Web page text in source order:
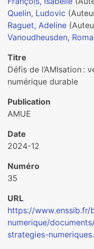
Quelin, Ludovic
Raguet, Adeline
Vanoudheusden,
Titre
Défis de l’AMIsation :
numérique durable
Publication
AMUE
Date
2024-12
Numéro
35
URL
https://www.enssib.fr/
numerique/
strategies-